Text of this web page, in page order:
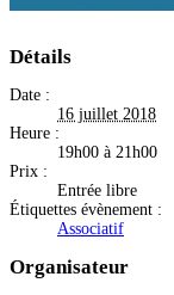
Détails
Date :
16 juillet 2018
Heure :
19h00 à 21h00
Prix :
Entrée libre
Étiquettes évènement :
Associatif
Organisateur